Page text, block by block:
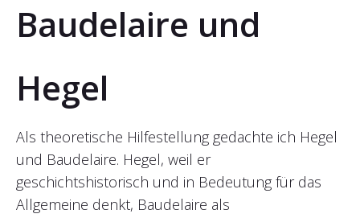
Baudelaire und
Hegel
Als theoretische Hilfestellung gedachte ich Hegel
und Baudelaire. Hegel, weil er
geschichtshistorisch und in Bedeutung für das
Allgemeine denkt, Baudelaire als